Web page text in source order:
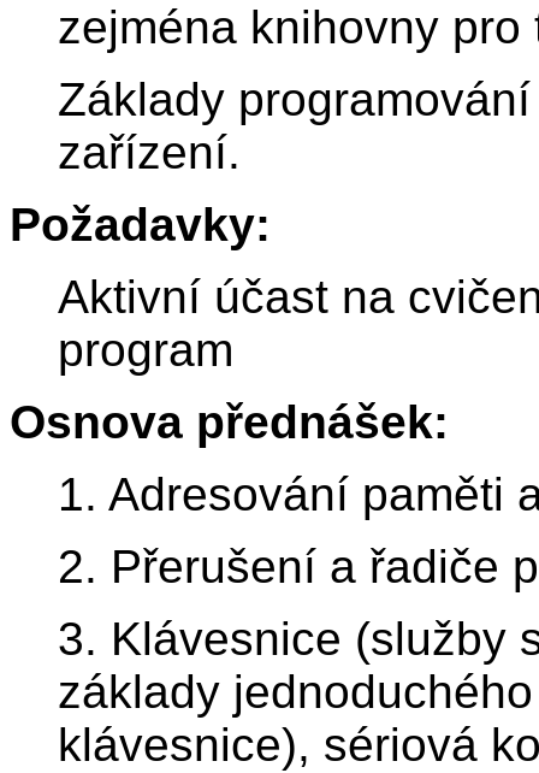
zejména knihovny
Základy
zařízení.
Požadavky:
Aktivní účast na
program
Osnova přednášek:
1. Adresování paměti
2. Přerušení a řadiče
3. Klávesnice (služby
základy
klávesnice), sériová